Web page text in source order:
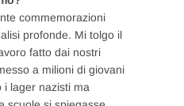
commemorazioni
profonde. Mi tolgo il
fatto dai nostri
a milioni di giovani
i lager nazisti ma